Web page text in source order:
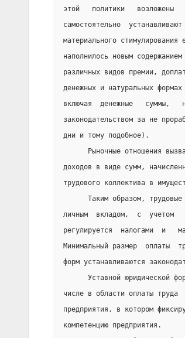
этой   политики   возложены
самостоятельно
материального
наполнилось новым
различных видов премии,
денежных и натуральных
включая  денежные   суммы,
законодательством за не
дни и тому подобное).
Рыночные отношения
доходов в виде сумм,
трудового коллектива в
Таким образом,
личным  вкладом,  с  учетом
регулируется  налогами  и
Минимальный размер  оплаты
форм устанавливаются
Уставной юридической
числе в области оплаты труда
предприятия, в котором
компетенцию предприятия.